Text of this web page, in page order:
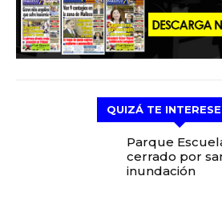
QUIZÁ TE
Parque
cerrado por
inundación